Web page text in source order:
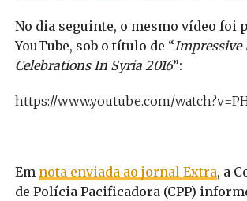
No dia seguinte, o mesmo vídeo foi
YouTube, sob o título de “Impressive
Celebrations In Syria 2016”:
https://www.youtube.com/
Em nota enviada ao jornal Extra, a
de Polícia Pacificadora (CPP)